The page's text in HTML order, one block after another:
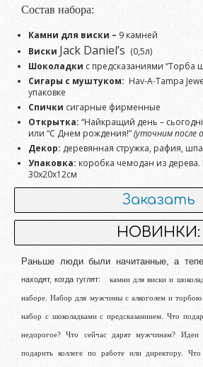
Состав набора:
Камни для виски – 9 камней
Виски Jack Daniel’s (0,5л)
Шоколадки с предсказаниями “Торба
Сигары с муштуком: Hav-A-Tampa
упаковке
Спички сигарные фирменные
Открытка: “Найкращий день –
или “С Днем рождения!”(уточним после
Декор: деревянная стружка, рафия,
Упаковка: коробка чемодан из
30х20х12см
Заказать
НОВИНКИ:
Раньше люди были начитанные, а
находят, когда гуглят: камни для виски и
наборе. Набор для мужчины с алкоголем и
набор с шоколадками с предсказаниием. Что
недорогое? Что сейчас дарят мужчинам?
подарить коллеге по работе или директору.